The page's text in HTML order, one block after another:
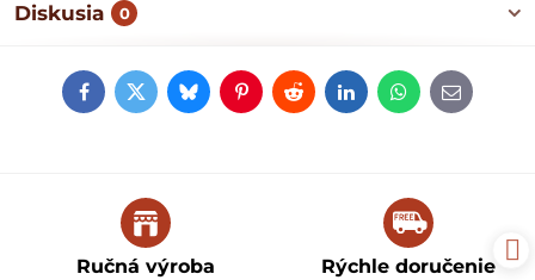
Diskusia 0
FacebookTwitterBlueskyPinterestRedditLinkedInWhatsApp
E-
mail
Ručná výroba Rýchle doručenie